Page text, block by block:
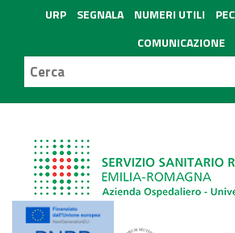
URP SEGNALA NUMERI UTILI PEC
COMUNICAZIONE